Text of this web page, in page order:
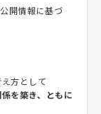
開情報に基づ
方として
を築き、ともに